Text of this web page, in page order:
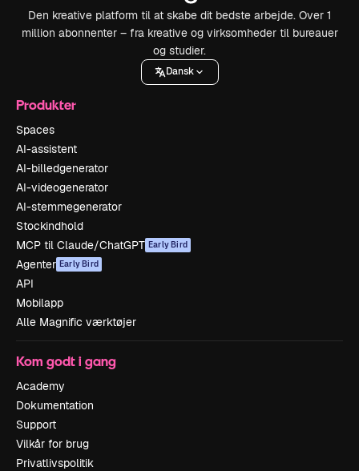
Den kreative platform til at skabe dit bedste arbejde. Over 1
million abonnenter – fra kreative og virksomheder til bureauer
og studier.
Dansk
Produkter
Spaces
AI-assistent
AI-billedgenerator
AI-videogenerator
AI-stemmegenerator
Stockindhold
MCP til Claude/ChatGPT Early Bird
Agenter Early Bird
API
Mobilapp
Alle Magnific værktøjer
Kom godt i gang
Academy
Dokumentation
Support
Vilkår for brug
Privatlivspolitik